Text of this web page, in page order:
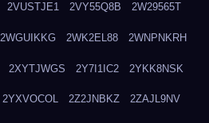
2VUSTJE1 2VY55Q8B 2W29565T
2WGUIKKG 2WK2EL88 2WNPNKRH
2XYTJWGS 2Y7I1IC2 2YKK8NSK
2YXVOCOL 2Z2JNBKZ 2ZAJL9NV